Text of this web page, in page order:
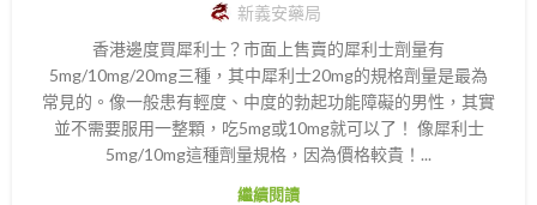
新義安藥局
香港邊度買犀利士？市面上售賣的犀利士劑量有
5mg/10mg/20mg三種，其中犀利士20mg的規格劑量是最為
常見的。像一般患有輕度、中度的勃起功能障礙的男性，其實
並不需要服用一整顆，吃5mg或10mg就可以了！ 像犀利士
5mg/10mg這種劑量規格，因為價格較貴！...
繼續閱讀